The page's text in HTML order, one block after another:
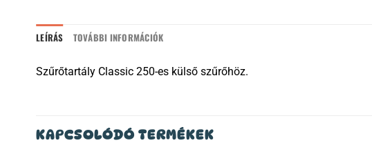
LEÍRÁS TOVÁBBI INFORMÁCIÓK
Szűrőtartály Classic 250-es külső szűrőhöz.
KAPCSOLÓDÓ TERMÉKEK